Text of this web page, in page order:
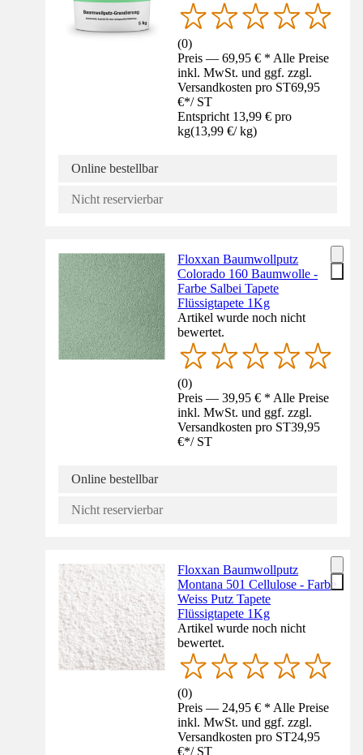
(0)
Preis — 69,95 € * Alle Preise
inkl. MwSt. und ggf. zzgl.
Versandkosten pro ST69,95
€*/ ST
Entspricht 13,99 € pro
kg(13,99 €/ kg)
Online bestellbar
Nicht reservierbar
Floxxan Baumwollputz
Colorado 160 Baumwolle -
Farbe Salbei Tapete
Flüssigtapete 1Kg
Artikel wurde noch nicht
bewertet.
(0)
Preis — 39,95 € * Alle Preise
inkl. MwSt. und ggf. zzgl.
Versandkosten pro ST39,95
€*/ ST
Online bestellbar
Nicht reservierbar
Floxxan Baumwollputz
Montana 501 Cellulose - Farbe
Weiss Putz Tapete
Flüssigtapete 1Kg
Artikel wurde noch nicht
bewertet.
(0)
Preis — 24,95 € * Alle Preise
inkl. MwSt. und ggf. zzgl.
Versandkosten pro ST24,95
€*/ ST